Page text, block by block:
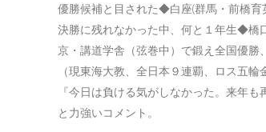
優勝候補と目された◆白座(群馬・前橋
決勝に残れなかった中、何と１年生◆橋
京・講道学舎（弦巻中）で鍛え全国優
（現東海大教、全日本９連覇、ロス五
『今日は負ける気がしなかった。来年も
と力強いコメント。